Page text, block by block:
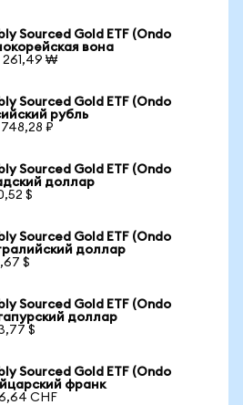
Sourced Gold ETF (Ondo
вона
261,49 ₩
Sourced Gold ETF (Ondo
рубль
₽
Sourced Gold ETF (Ondo
доллар
$
Sourced Gold ETF (Ondo
доллар
$
Sourced Gold ETF (Ondo
доллар
$
Sourced Gold ETF (Ondo
франк
CHF